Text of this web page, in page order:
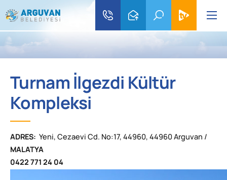
Turnam İlgezdi Kültür
Kompleksi
ADRES: Yeni, Cezaevi Cd. No:17, 44960, 44960 Arguvan /
MALATYA
0422 771 24 04